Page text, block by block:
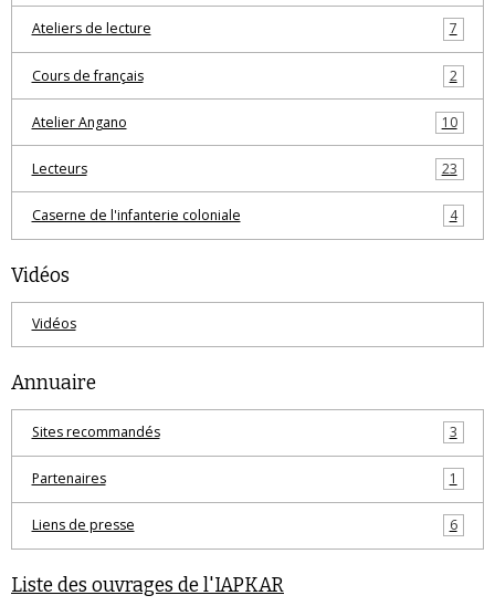
Ateliers de lecture 7
Cours de français 2
Atelier Angano 10
Lecteurs 23
Caserne de l'infanterie coloniale 4
Vidéos
Vidéos
Annuaire
Sites recommandés 3
Partenaires 1
Liens de presse 6
Liste des ouvrages de l'IAPKAR